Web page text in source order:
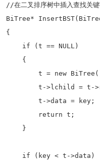
//在二叉排序树中插入查找关
BiTree*
{
    if (t == NULL)
    {
t = new
t->lchild = t-
        t->data = key;
        return t;
    }
    if (key < t->data)